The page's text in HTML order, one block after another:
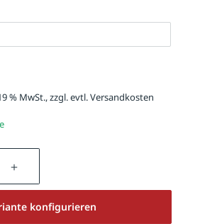
% MwSt., zzgl. evtl.Versandkosten
Gib den
konfigurieren